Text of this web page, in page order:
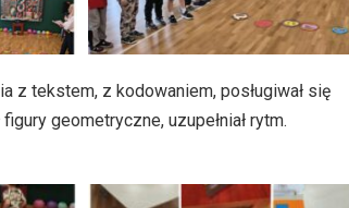
z tekstem, z kodowaniem, posługiwał się
geometryczne, uzupełniał rytm.